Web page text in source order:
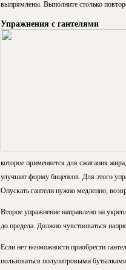
выпрямлены. Выполните столько
Упражнения с гантелями
которое применяется для сжигания
улучшит форму бицепсов. Для этого
Опускать гантели нужно медленно,
Второе упражнение направлено на
до предела. Должно чувствоваться
Если нет возможности приобрести
пользоваться полулитровыми